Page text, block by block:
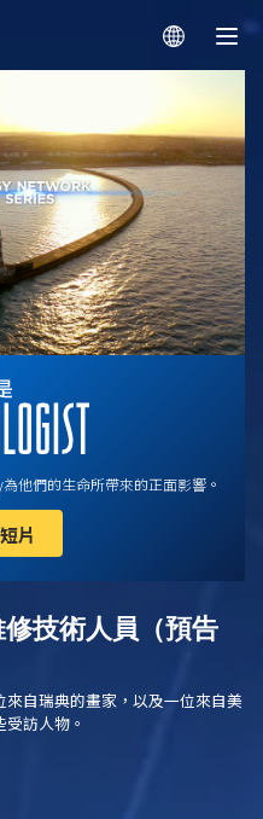
他們的生命所帶來的正面影響。
片
技術人員（預告
自瑞典的畫家，以及一位來自美
訪人物。